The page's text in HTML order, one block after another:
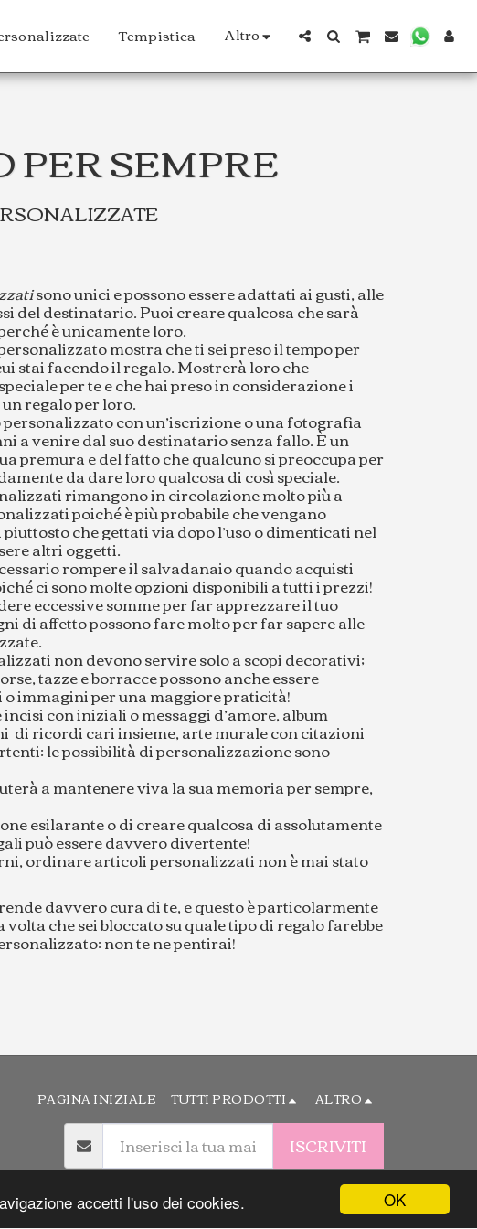
OK
accetti l'uso dei cookies.
Tempistica Altro
PER SEMPRE
sono unici e possono essere adattati ai gusti, alle
del destinatario. Puoi creare qualcosa che sarà
è unicamente loro.
mostra che ti sei preso il tempo per
stai facendo il regalo. Mostrerà loro che
per te e che hai preso in considerazione i
regalo per loro.
con un’iscrizione o una fotografia
a venire dal suo destinatario senza fallo. È un
premura e del fatto che qualcuno si preoccupa per
da dare loro qualcosa di così speciale.
rimangono in circolazione molto più a
poiché è più probabile che vengano
che gettati via dopo l’uso o dimenticati nel
altri oggetti.
rompere il salvadanaio quando acquisti
ci sono molte opzioni disponibili a tutti i prezzi!
eccessive somme per far apprezzare il tuo
di affetto possono fare molto per far sapere alle
non devono servire solo a scopi decorativi;
tazze e borracce possono anche essere
immagini per una maggiore praticità!
con iniziali o messaggi d’amore, album
di ricordi cari insieme, arte murale con citazioni
le possibilità di personalizzazione sono
a mantenere viva la sua memoria per sempre,
esilarante o di creare qualcosa di assolutamente
può essere davvero divertente!
ordinare articoli personalizzati non è mai stato
davvero cura di te, e questo è particolarmente
che sei bloccato su quale tipo di regalo farebbe
non te ne pentirai!
PAGINA INIZIALE TUTTI PRODOTTI ALTRO
ISCRIVITI